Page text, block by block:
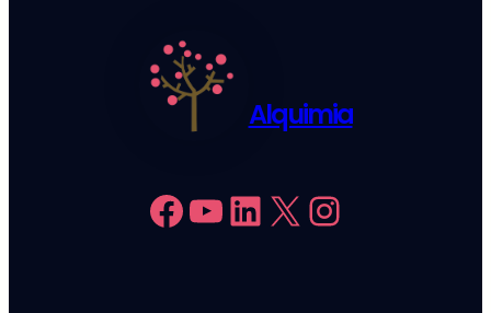
Alquimia
Facebook YouTube LinkedIn X Instagram